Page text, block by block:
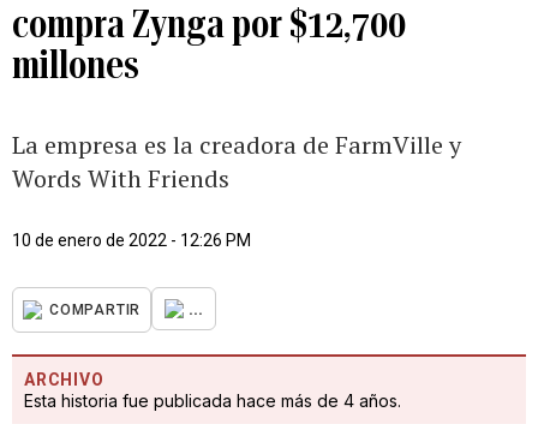
compra Zynga por $12,700
millones
La empresa es la creadora de FarmVille y
Words With Friends
10 de enero de 2022 - 12:26 PM
COMPARTIR ...
ARCHIVO
Esta historia fue publicada hace más de 4 años.